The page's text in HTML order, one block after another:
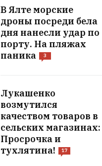
В Ялте морские
дроны посреди бела
дня нанесли удар по
порту. На пляжах
паника
3
Лукашенко
возмутился
качеством товаров в
сельских магазинах:
Просрочка и
тухлятина!
17